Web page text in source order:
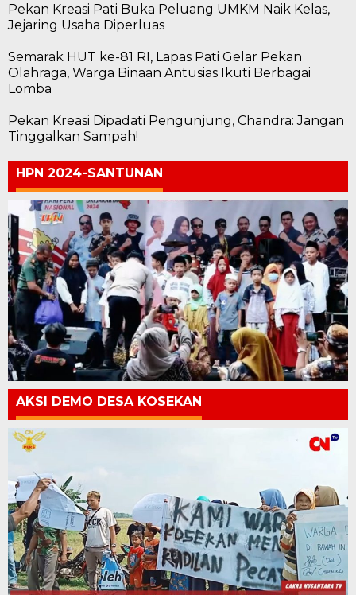
Pekan Kreasi Pati Buka Peluang UMKM Naik Kelas,
Jejaring Usaha Diperluas
Semarak HUT ke-81 RI, Lapas Pati Gelar Pekan
Olahraga, Warga Binaan Antusias Ikuti Berbagai
Lomba
Pekan Kreasi Dipadati Pengunjung, Chandra: Jangan
Tinggalkan Sampah!
HPN 2024-SANTUNAN
AKSI DEMO DESA KOSEKAN